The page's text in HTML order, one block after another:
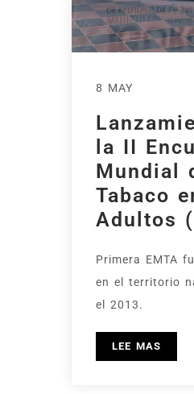
8 MAY
la II
Mundial
Tabaco
Adultos
Primera EMTA
en el territorio
el 2013.
LEE MAS